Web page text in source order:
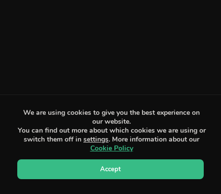
We are using cookies to give you the best experience on
our website.
You can find out more about which cookies we are using or
switch them off in settings. More information about our
Cookie Policy
Accept